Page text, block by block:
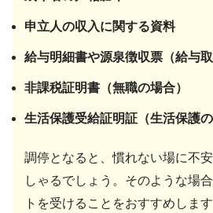
申立人の収入に関する資料
給与明細書や源泉徴収票（給与取
非課税証明書（無職の場合）
生活保護受給証明証（生活保護の
調停となると、慣れない場に不
しゃるでしょう。そのような場
トを受けることをおすすめします